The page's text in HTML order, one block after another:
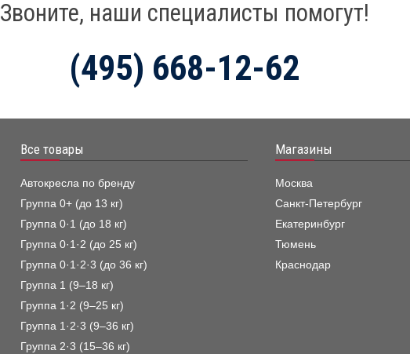
Звоните, наши специалисты помогут!
(495) 668-12-62
Все товары
Автокресла по бренду
Группа 0+ (до 13 кг)
Группа 0·1 (до 18 кг)
Группа 0·1·2 (до 25 кг)
Группа 0·1·2·3 (до 36 кг)
Группа 1 (9–18 кг)
Группа 1·2 (9–25 кг)
Группа 1·2·3 (9–36 кг)
Группа 2·3 (15–36 кг)
Магазины
Москва
Санкт-Петербург
Екатеринбург
Тюмень
Краснодар